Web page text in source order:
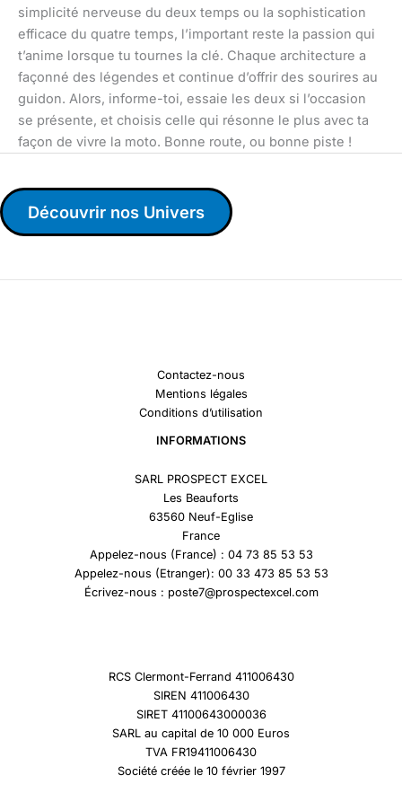
simplicité nerveuse du deux temps ou la sophistication
efficace du quatre temps, l’important reste la passion qui
t’anime lorsque tu tournes la clé. Chaque architecture a
façonné des légendes et continue d’offrir des sourires au
guidon. Alors, informe-toi, essaie les deux si l’occasion
se présente, et choisis celle qui résonne le plus avec ta
façon de vivre la moto. Bonne route, ou bonne piste !
Découvrir nos Univers
Contactez-nous
Mentions légales
Conditions d’utilisation
INFORMATIONS
SARL PROSPECT EXCEL
Les Beauforts
63560 Neuf-Eglise
France
Appelez-nous (France) : 04 73 85 53 53
Appelez-nous (Etranger): 00 33 473 85 53 53
Écrivez-nous : poste7@prospectexcel.com
RCS Clermont-Ferrand 411006430
SIREN 411006430
SIRET 41100643000036
SARL au capital de 10 000 Euros
TVA FR19411006430
Société créée le 10 février 1997